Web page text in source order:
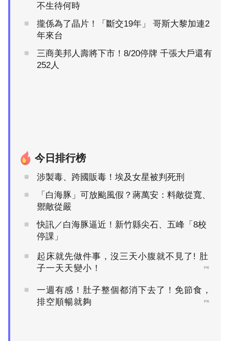
不生待何時
攏係為了晶片！「斷交19年」 哥斯大黎加連2
年來台
三商美邦人壽將下市！8/20停牌 千張大戶還有
252人
今日排行榜
涉製毒、跨國販毒！埃及女星被判死刑
「白海豚」可放颱風假？蔣萬安：料敵從寬、
禦敵從嚴
快訊／白海豚逼近！新竹縣尖石、五峰「8校
停課」
起床就先做件事，沒三天小腹就不見了! 肚
子一天天變小！
PR
一週有感！肚子整個都消下去了！免節食，
排空順暢就夠
PR